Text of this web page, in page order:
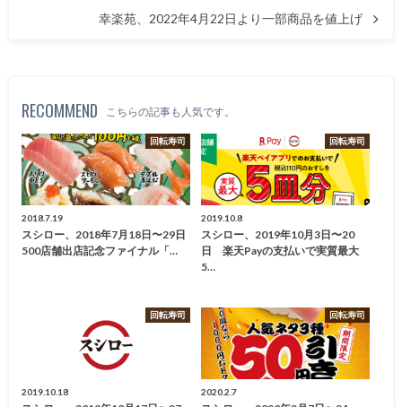
幸楽苑、2022年4月22日より一部商品を値上げ
RECOMMEND こちらの記事も人気です。
回転寿司
2018.7.19
スシロー、2018年7月18日〜29日
500店舗出店記念ファイナル「…
回転寿司
2019.10.8
スシロー、2019年10月3日〜20
日 楽天Payの支払いで実質最大
5…
回転寿司
2019.10.18
回転寿司
2020.2.7